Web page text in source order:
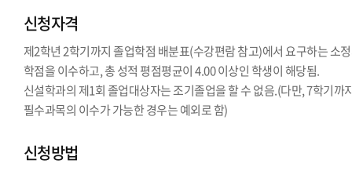
신청자격
제2학년 2학기까지 졸업학점 배분표(수강편람 참고)에서 요구하는 소
학점을 이수하고, 총 성적 평점평균이 4.00 이상인 학생이 해당됨.
신설학과의 제1회 졸업대상자는 조기졸업을 할 수 없음.(다만, 7학기까
필수과목의 이수가 가능한 경우는 예외로 함)
신청방법